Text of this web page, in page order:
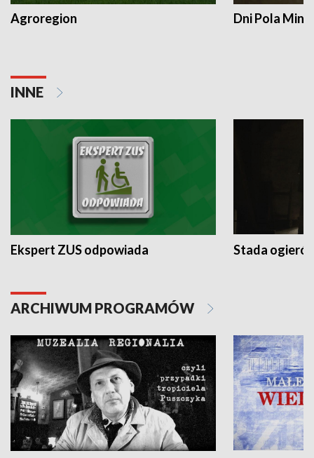
Agroregion Dni Pola
INNE
Ekspert ZUS odpowiada Stada
ARCHIWUM PROGRAMÓW